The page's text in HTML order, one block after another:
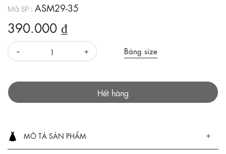
Mã SP : ASM29-35
390.000 ₫
Bảng size
Hết hàng
MÔ TẢ SẢN PHẨM